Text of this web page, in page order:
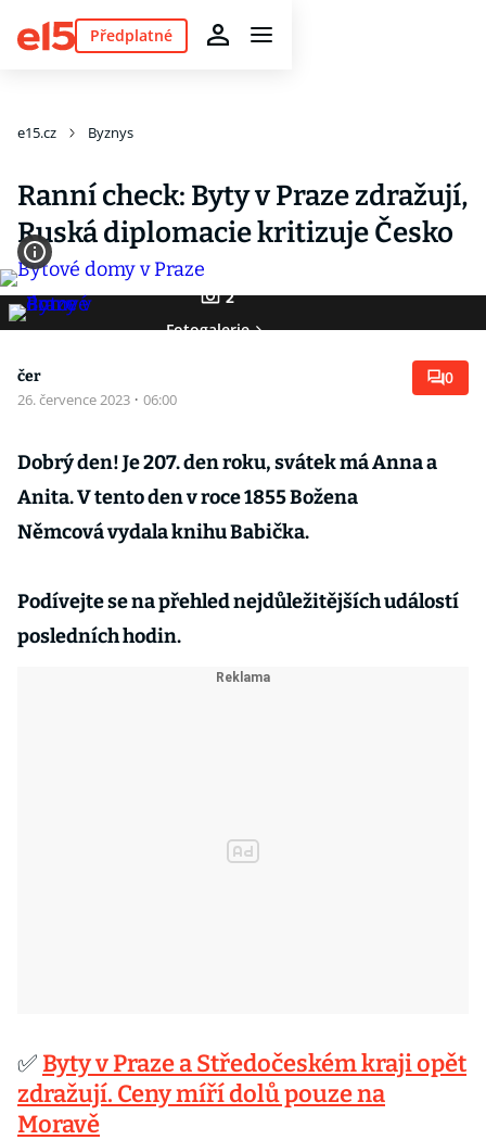
Předplatné
e15.cz Byznys
Ranní check: Byty v Praze zdražují,
Ruská diplomacie kritizuje Česko
2
Fotogalerie
čer
26. července 2023 · 06:00
0
Dobrý den! Je 207. den roku, svátek má Anna a
Anita. V tento den v roce 1855 Božena
Němcová vydala knihu Babička.
Podívejte se na přehled nejdůležitějších událostí
posledních hodin.
✅Byty v Praze a Středočeském kraji opět
zdražují. Ceny míří dolů pouze na
Moravě